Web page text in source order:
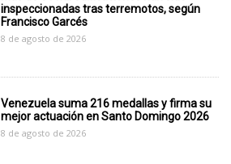
inspeccionadas tras terremotos, según
Francisco Garcés
8 de agosto de 2026
Venezuela suma 216 medallas y firma su
mejor actuación en Santo Domingo 2026
8 de agosto de 2026